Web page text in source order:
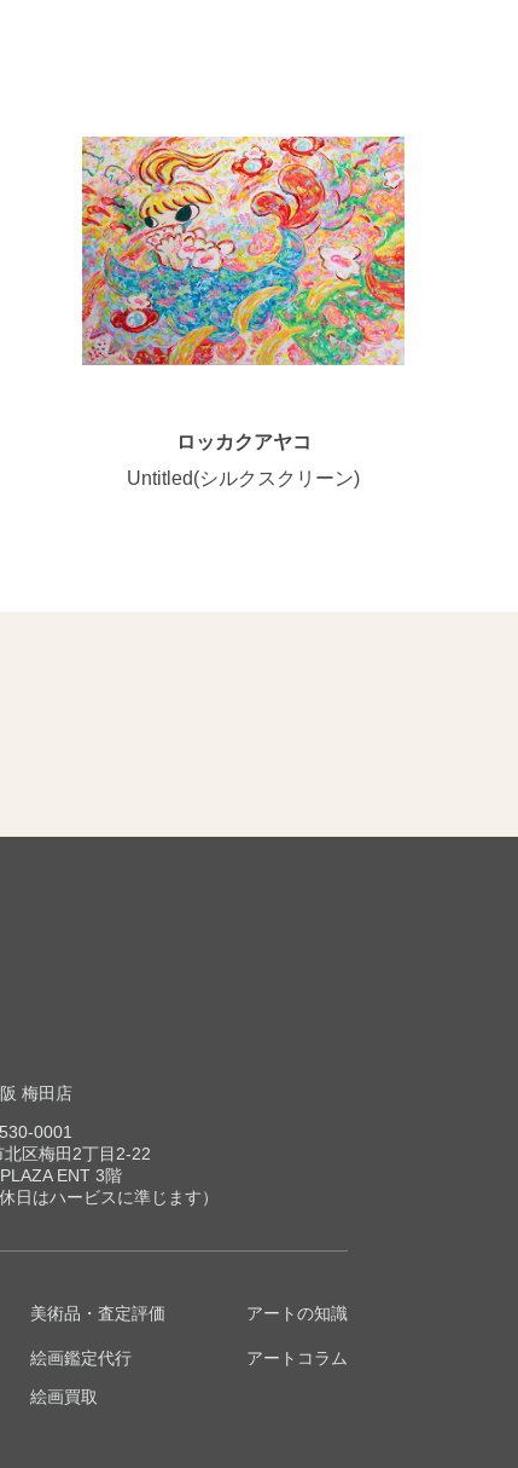
ロッカクアヤコ
Untitled(シルクスクリーン)
梅田店
0001
北区梅田2丁目2-22
ENT 3階
日はハービスに準じます）
美術品・査定評価
絵画鑑定代行
絵画買取
アートの知識
アートコラム